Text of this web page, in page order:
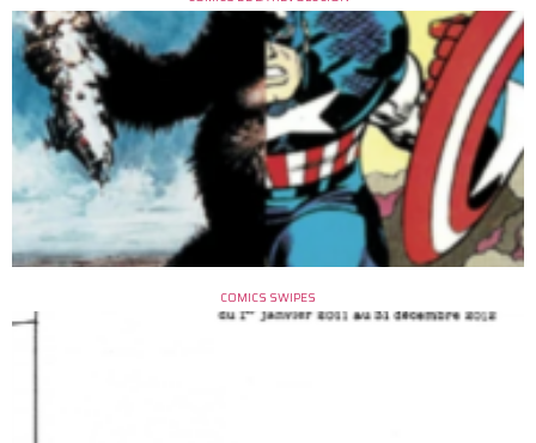
COMICS SWIPES